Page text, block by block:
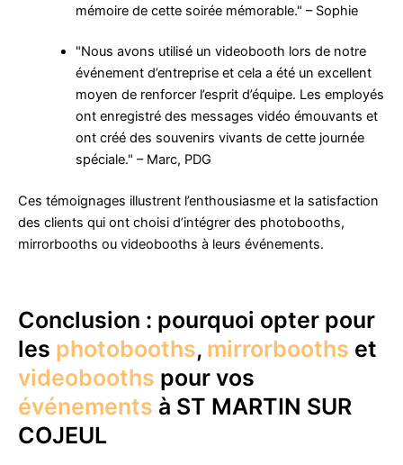
mémoire de cette soirée mémorable." – Sophie
"Nous avons utilisé un videobooth lors de notre
événement d’entreprise et cela a été un excellent
moyen de renforcer l’esprit d’équipe. Les employés
ont enregistré des messages vidéo émouvants et
ont créé des souvenirs vivants de cette journée
spéciale." – Marc, PDG
Ces témoignages illustrent l’enthousiasme et la satisfaction
des clients qui ont choisi d’intégrer des photobooths,
mirrorbooths ou videobooths à leurs événements.
Conclusion : pourquoi opter pour
les photobooths, mirrorbooths et
videobooths pour vos
événements à ST MARTIN SUR
COJEUL